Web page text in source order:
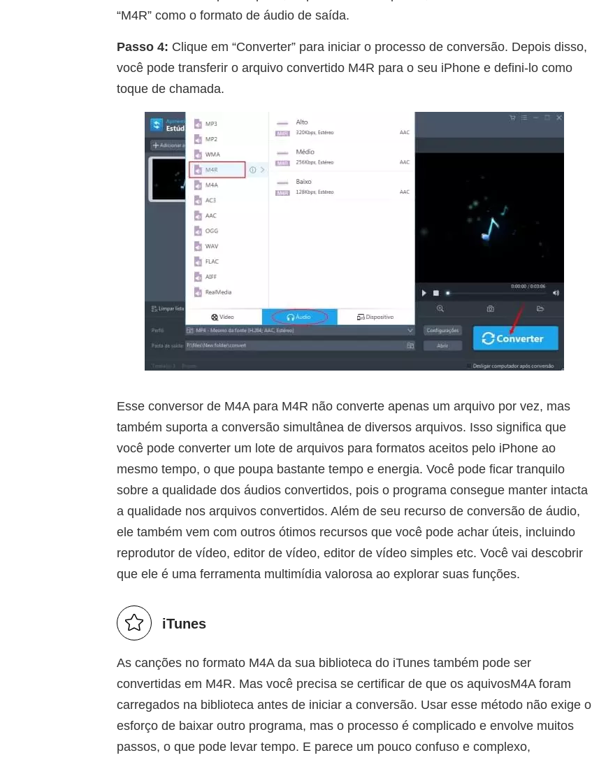
“M4R” como o formato de áudio de saída.
Passo 4: Clique em “Converter” para iniciar o processo de conversão. Depois disso,
você pode transferir o arquivo convertido M4R para o seu iPhone e defini-lo como
toque de chamada.
Esse conversor de M4A para M4R não converte apenas um arquivo por vez, mas
também suporta a conversão simultânea de diversos arquivos. Isso significa que
você pode converter um lote de arquivos para formatos aceitos pelo iPhone ao
mesmo tempo, o que poupa bastante tempo e energia. Você pode ficar tranquilo
sobre a qualidade dos áudios convertidos, pois o programa consegue manter intacta
a qualidade nos arquivos convertidos. Além de seu recurso de conversão de áudio,
ele também vem com outros ótimos recursos que você pode achar úteis, incluindo
reprodutor de vídeo, editor de vídeo, editor de vídeo simples etc. Você vai descobrir
que ele é uma ferramenta multimídia valorosa ao explorar suas funções.
iTunes
As canções no formato M4A da sua biblioteca do iTunes também pode ser
convertidas em M4R. Mas você precisa se certificar de que os aquivosM4A foram
carregados na biblioteca antes de iniciar a conversão. Usar esse método não exige o
esforço de baixar outro programa, mas o processo é complicado e envolve muitos
passos, o que pode levar tempo. E parece um pouco confuso e complexo,